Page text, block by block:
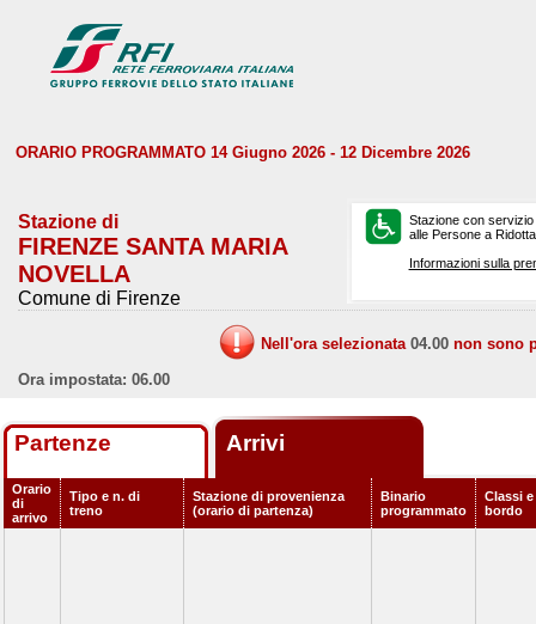
ORARIO PROGRAMMATO 14 Giugno 2026 - 12 Dicembre 2026
Stazione di
FIRENZE SANTA MARIA
NOVELLA
Comune di Firenze
Stazione con
alle Persone a
Informazioni sulla
Nell'ora selezionata 04.00 non sono
Ora impostata: 06.00
Partenze Arrivi
Orario
di
arrivo
Tipo e n. di
treno
Stazione di provenienza
(orario di partenza)
Binario
programmato
Classi
bordo